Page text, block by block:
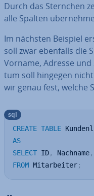
Durch das Sternchen
alle Spalten
Im nächsten Beispiel
soll zwar ebenfalls die
Vorname, Adresse
tum soll hingegen
wir genau fest, welche
CREATE TABLE
AS
SELECT ID, Nachname,
FROM Mitarbeiter;
sql